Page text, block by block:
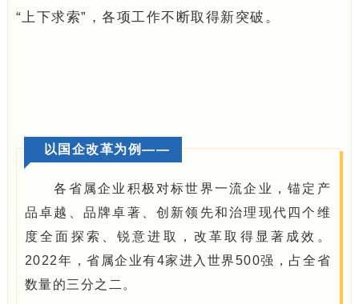
“上下求索”，各项工作不断取得新突破。
以国企改革为例——
各省属企业积极对标世界一流企业，锚定产
品卓越、品牌卓著、创新领先和治理现代四个维
度全面探索、锐意进取，改革取得显著成效。
2022年，省属企业有4家进入世界500强，占全省
数量的三分之二。